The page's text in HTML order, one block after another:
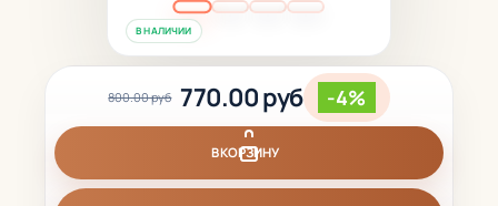
В НАЛИЧИИ
800.00 руб 770.00 руб -4%
В КОРЗИНУ